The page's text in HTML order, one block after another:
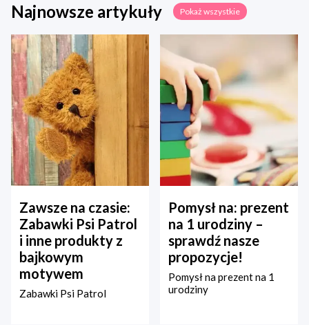
Najnowsze artykuły Pokaż wszystkie
Zawsze na czasie:
Zabawki Psi Patrol
i inne produkty z
bajkowym
motywem
Zabawki Psi Patrol
Pomysł na: prezent
na 1 urodziny –
sprawdź nasze
propozycje!
Pomysł na prezent na 1
urodziny